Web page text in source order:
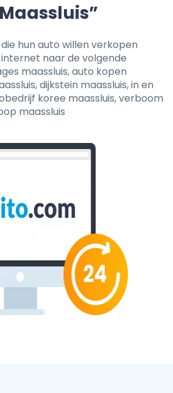
hun auto willen verkopen
naar de volgende
maassluis, auto kopen
dijkstein maassluis, in en
koree maassluis, verboom
maassluis